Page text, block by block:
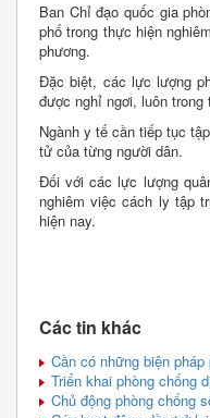
Ban Chỉ đạo quốc gia
phố trong thực hiện
phương.
Đặc biệt, các lực lượng
được nghỉ ngơi, luôn
Ngành y tế cần tiếp tục
tử của từng người dân.
Đối với các lực lượng
nghiêm việc cách ly tập
hiện nay.
Các tin khác
Cần có những biện
Triển khai phòng chống
Chủ động phòng chống